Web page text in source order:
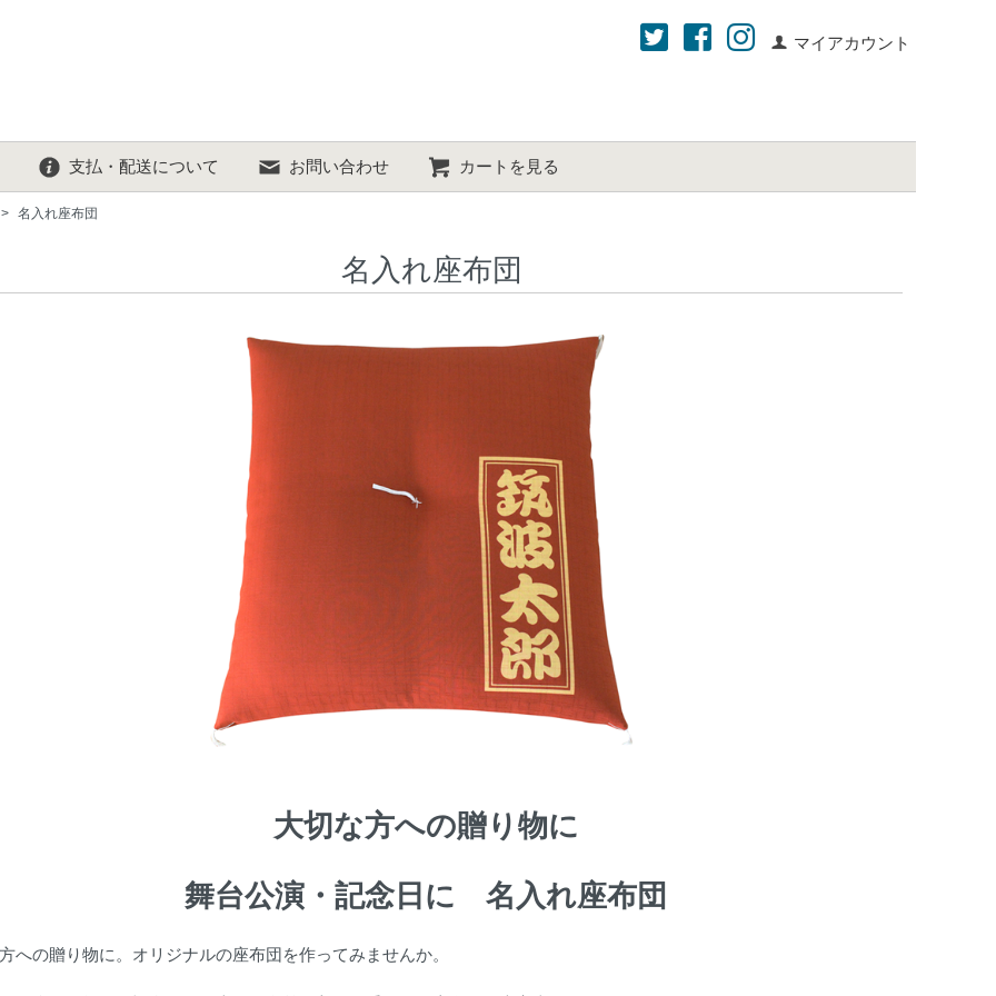
マイアカウント
支払・配送について お問い合わせ カートを見る
名入れ座布団
名入れ座布団
大切な方への贈り物に
舞台公演・記念日に 名入れ座布団
への贈り物に。オリジナルの座布団を作ってみませんか。